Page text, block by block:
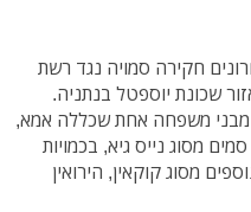
חקירה סמויה נגד רשת
שכונת יוספטל בנתניה.
מבני משפחה אחת שכללה אמא,
מסוג נייס גיא, בכמויות
מסוג קוקאין, הירואין